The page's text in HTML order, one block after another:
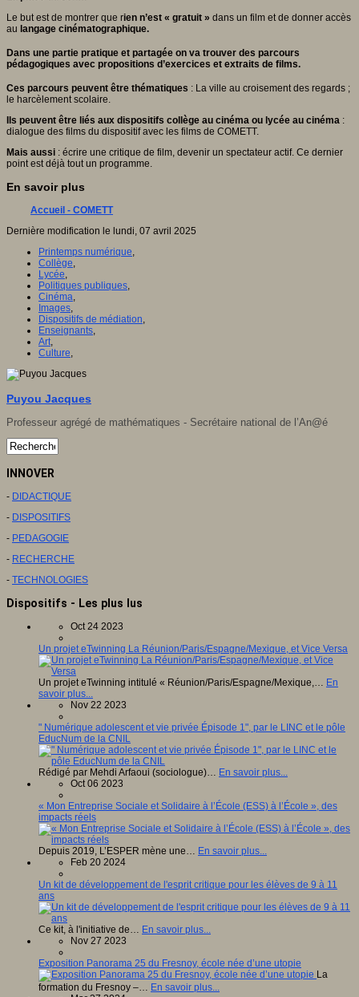
Le but est de montrer que rien n’est « gratuit » dans un film et de donner accès
au langage cinématographique.
Dans une partie pratique et partagée on va trouver des parcours
pédagogiques avec propositions d’exercices et extraits de films.
Ces parcours peuvent être thématiques : La ville au croisement des regards ;
le harcèlement scolaire.
Ils peuvent être liés aux dispositifs collège au cinéma ou lycée au cinéma :
dialogue des films du dispositif avec les films de COMETT.
Mais aussi : écrire une critique de film, devenir un spectateur actif. Ce dernier
point est déjà tout un programme.
En savoir plus
Accueil - COMETT
Dernière modification le lundi, 07 avril 2025
Printemps numérique,
Collège,
Lycée,
Politiques publiques,
Cinéma,
Images,
Dispositifs de médiation,
Enseignants,
Art,
Culture,
Puyou Jacques
Professeur agrégé de mathématiques - Secrétaire national de l’An@é
INNOVER
- DIDACTIQUE
- DISPOSITIFS
- PEDAGOGIE
- RECHERCHE
- TECHNOLOGIES
Dispositifs - Les plus lus
Oct 24 2023
Un projet eTwinning La Réunion/Paris/Espagne/Mexique, et Vice Versa
Un projet eTwinning intitulé « Réunion/Paris/Espagne/Mexique,… En
savoir plus...
Nov 22 2023
" Numérique adolescent et vie privée Épisode 1", par le LINC et le pôle
EducNum de la CNIL
Rédigé par Mehdi Arfaoui (sociologue)… En savoir plus...
Oct 06 2023
« Mon Entreprise Sociale et Solidaire à l’École (ESS) à l’École », des
impacts réels
Depuis 2019, L’ESPER mène une… En savoir plus...
Feb 20 2024
Un kit de développement de l'esprit critique pour les élèves de 9 à 11
ans
Ce kit, à l'initiative de… En savoir plus...
Nov 27 2023
Exposition Panorama 25 du Fresnoy, école née d’une utopie
La
formation du Fresnoy –… En savoir plus...